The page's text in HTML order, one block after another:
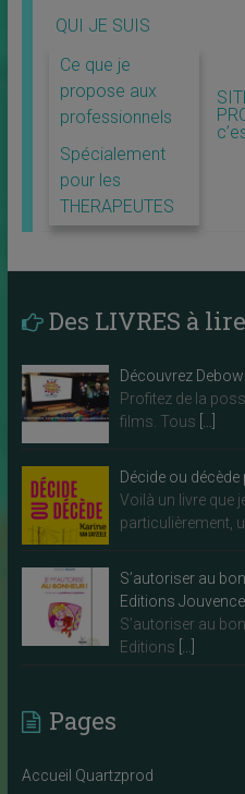
QUI JE SUIS
Ce que je
propose aux
professionnels
Spécialement
pour les
THERAPEUTES
Des LIVRES à
Découvrez
Profitez de la
films. Tous
Décide ou décède
Voilà un livre que
particulièrement,
S’autoriser au
Editions Jouvence
S’autoriser au
Editions
Pages
Accueil Quartzprod